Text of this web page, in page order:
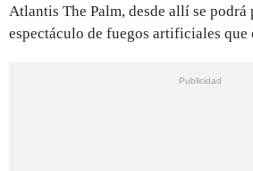
Atlantis The Palm, desde allí se podrá
espectáculo de fuegos artificiales que